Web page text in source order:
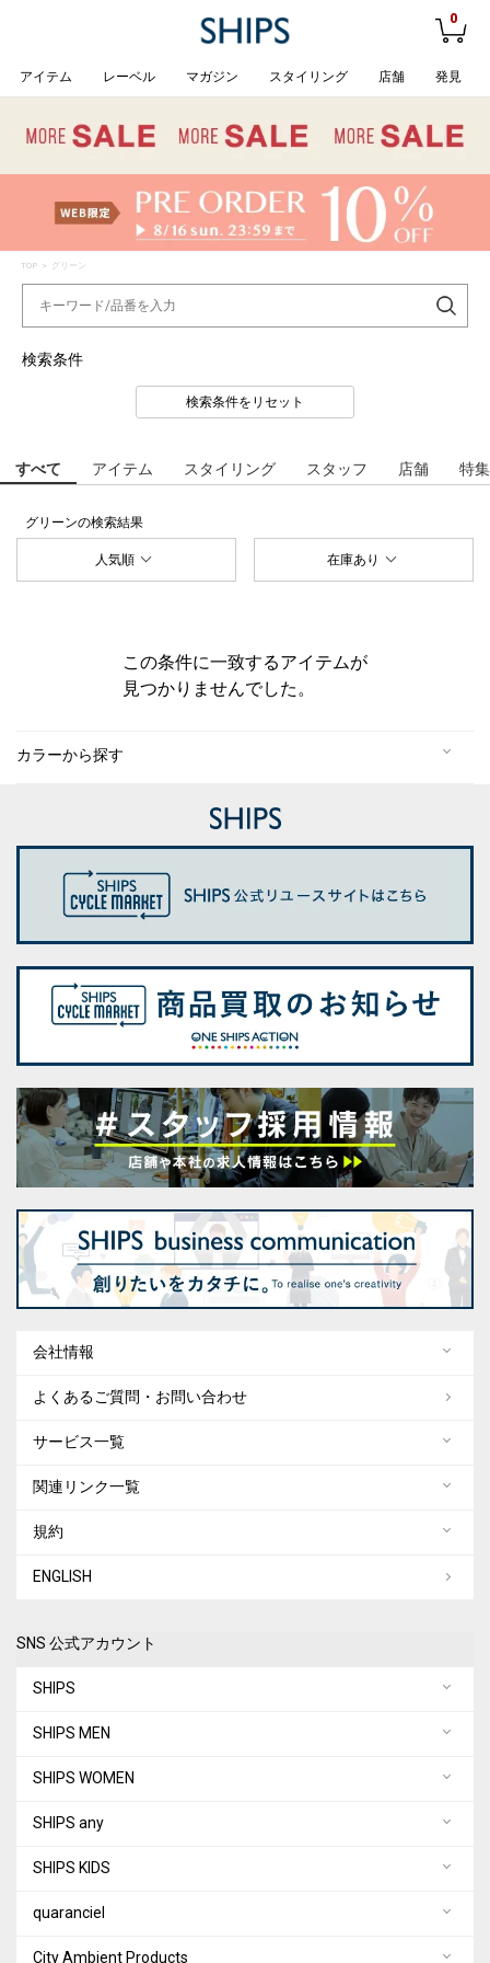
0
アイテム レーベル マガジン スタイリング 店舗 発見
TOP > グリーン
検索条件
検索条件をリセット
すべて アイテム スタイリング スタッフ 店舗 特集
グリーンの検索結果
人気順 在庫あり
この条件に一致するアイテムが
見つかりませんでした。
カラーから探す
会社情報
よくあるご質問・お問い合わせ
サービス一覧
関連リンク一覧
規約
ENGLISH
SNS 公式アカウント
SHIPS
SHIPS MEN
SHIPS WOMEN
SHIPS any
SHIPS KIDS
quaranciel
City Ambient Products